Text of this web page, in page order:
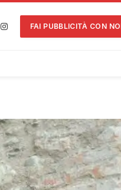
Instagram
FAI PUBBLICITÀ CON